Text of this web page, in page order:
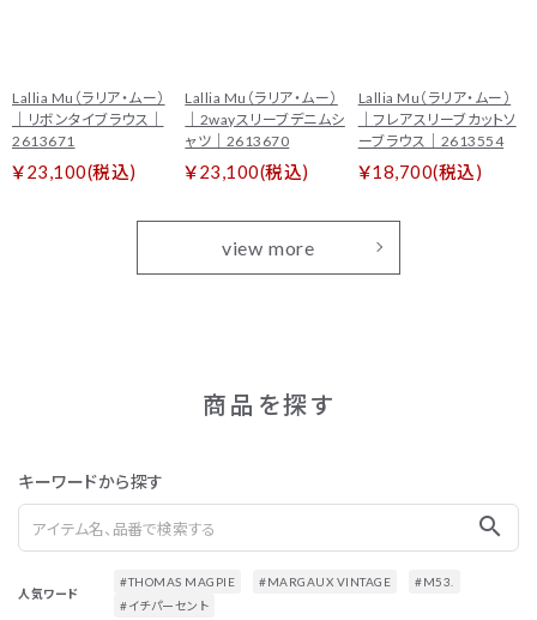
Lallia Mu（ラリア・ムー）
｜リボンタイブラウス｜
2613671
￥23,100(税込)
Lallia Mu（ラリア・ムー）
｜2wayスリーブデニムシ
ャツ｜2613670
￥23,100(税込)
Lallia Mu（ラリア・ムー）
｜フレアスリーブカットソ
ーブラウス｜2613554
￥18,700(税込)
view more
商品を探す
キーワードから探す
search
人気ワード
#THOMAS MAGPIE #MARGAUX VINTAGE
#M53.
#イチパーセント